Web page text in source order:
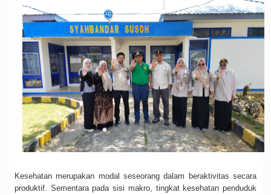
a
t
i
o
n
Kesehatan merupakan modal seseorang dalam beraktivitas secara
produktif. Sementara pada sisi makro, tingkat kesehatan penduduk